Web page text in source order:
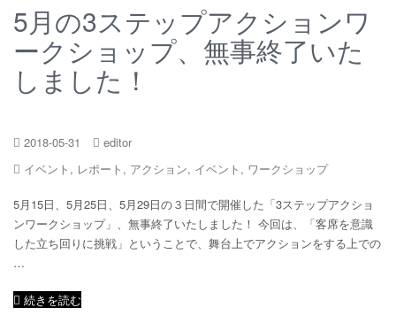
5月の3ステップアクションワ
ークショップ、無事終了いた
しました！
2018-05-31
editor
イベント , レポート , アクション, イベント , ワークショップ
5月15日、5月25日、5月29日の３日間で開催した「3ステップアクショ
ンワークショップ」、無事終了いたしました！ 今回は、「客席を意識
した立ち回りに挑戦」ということで、舞台上でアクションをする上での
…
続きを読む